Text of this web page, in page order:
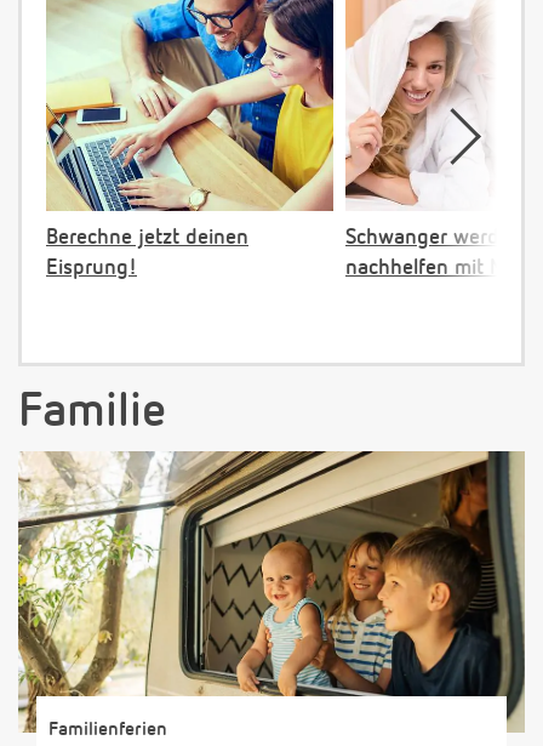
Berechne jetzt deinen
Eisprung!
Schwanger werden:
nachhelfen mit NFP
Familie
Familienferien